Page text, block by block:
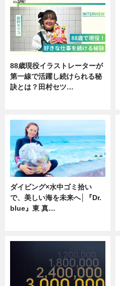
88歳現役イラストレーターが
第一線で活躍し続けられる秘
訣とは？田村セツ…
ダイビング×水中ゴミ拾い
で、美しい海を未来へ│『Dr.
blue』東 真…